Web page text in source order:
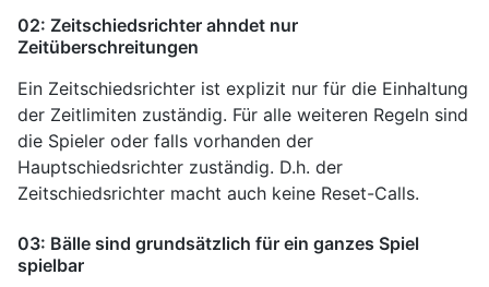
02: Zeitschiedsrichter ahndet nur
Zeitüberschreitungen
Ein Zeitschiedsrichter ist explizit nur für die Einhaltung
der Zeitlimiten zuständig. Für alle weiteren Regeln sind
die Spieler oder falls vorhanden der
Hauptschiedsrichter zuständig. D.h. der
Zeitschiedsrichter macht auch keine Reset-Calls.
03: Bälle sind grundsätzlich für ein ganzes Spiel
spielbar